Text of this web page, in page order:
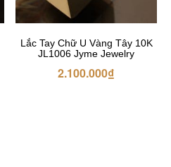
Lắc Tay Chữ U Vàng Tây 10K
JL1006 Jyme Jewelry
2.100.000₫